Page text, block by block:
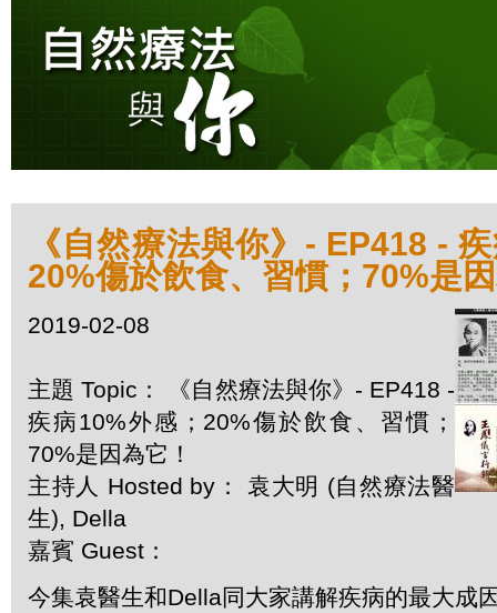
《自然療法與你》- EP418 -
20%傷於飲食、習慣；70%是
2019-02-08
主題 Topic： 《自然療法與你》- EP418 -
疾病10%外感；20%傷於飲食、習慣；
70%是因為它！
主持人 Hosted by： 袁大明 (自然療法醫
生), Della
嘉賓 Guest：
今集袁醫生和Della同大家講解疾病的最大成